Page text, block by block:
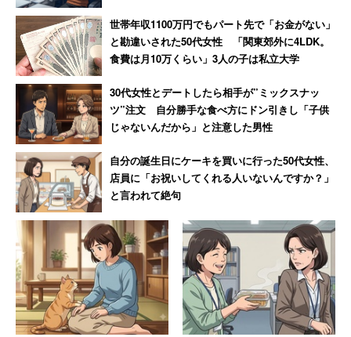
よ」という声もあるように、年々晩婚化が進むなか、何歳
から「行き遅れ」とするのかははっきりしません。そもそ
も「結婚はしない」という人もいるため、定義する必要も
ないでしょう。
他方、トピックのコメントには、「直接言われたわけでは
ないのだから、勝手に傷つくな」という厳しい声もありま
した。トピ主は、確かに直接言われたわけではありません
が、その同僚男性たちに「配慮が足りない」という批判が
多いことも事実です。何気なく口にした悪意のない会話で
あることは分かりますが、もう少し価値観をアップデート
しないと、自分の娘にも「早く結婚しないと女性として価
値が下がる」というような価値観を押し付け、嫌がられる
ことになるかもしれません。
世帯年収1100万円でもパート先で「お金がない」
と勘違いされた50代女性 「関東郊外に4LDK。
食費は月10万くらい」3人の子は私立大学
30代女性とデートしたら相手が”ミックスナッ
ツ”注文 自分勝手な食べ方にドン引きし「子供
じゃないんだから」と注意した男性
自分の誕生日にケーキを買いに行った50代女性、
店員に「お祝いしてくれる人いないんですか？」
と言われて絶句